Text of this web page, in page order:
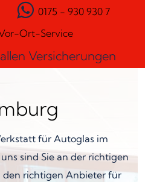
0175 - 930 930 7
Ort-Service
Versicherungen
für Autoglas im
sind Sie an der richtigen
den richtigen Anbieter für